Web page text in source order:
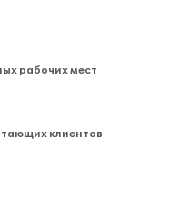
рабочих мест
клиентов